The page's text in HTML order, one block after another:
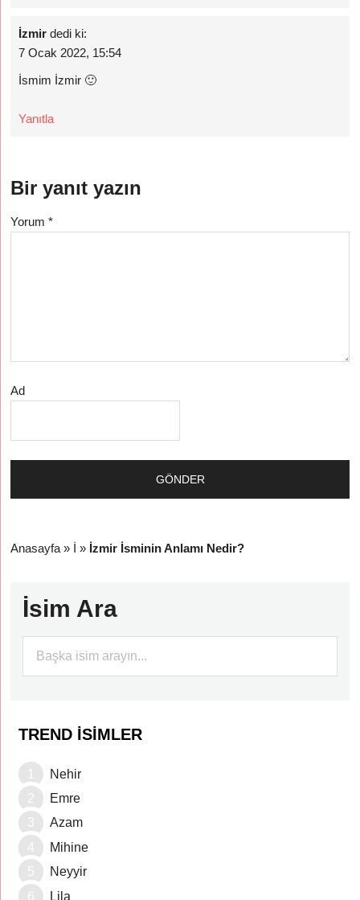
İzmir dedi ki:
7 Ocak 2022, 15:54
İsmim İzmir 🙂
Yanıtla
Bir yanıt yazın
Yorum*
Ad
Anasayfa » İ » İzmir İsminin Anlamı Nedir?
İsim Ara
TREND İSIMLER
Nehir
Emre
Azam
Mihine
Neyyir
Lila